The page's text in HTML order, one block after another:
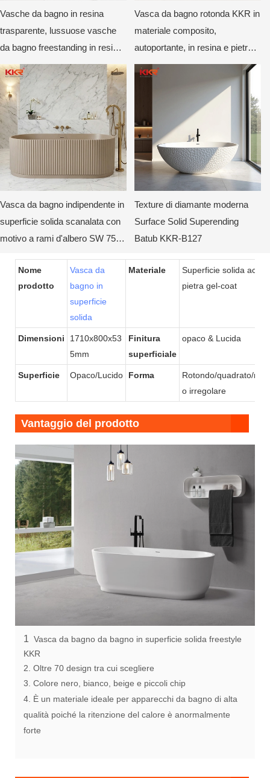
Vasche da bagno in resina
trasparente, lussuose vasche
da bagno freestanding in resina
trasparente per hotel e ville.
Vasca da bagno rotonda KKR in
materiale composito,
autoportante, in resina e pietra,
con fondo piatto, lussuosa,
moderna, profonda, circolare,
Vasca da bagno indipendente in
superficie solida scanalata con
motivo a rami d'albero SW 7525
Texture di diamante moderna
Surface Solid Superending
Batub KKR-B127
Nome
prodotto
Vasca da
bagno in
superficie
solida
Materiale
Superficie solida
pietra gel-coat
Dimensioni
1710x800x53
5mm
Finitura
superficiale
opaco & Lucida
Superficie Opaco/Lucido Forma
Rotondo/quadrato/
o irregolare
Vantaggio del prodotto
1 Vasca da bagno da bagno in superficie solida freestyle
KKR
2. Oltre 70 design tra cui scegliere
3. Colore nero, bianco, beige e piccoli chip
4. È un materiale ideale per apparecchi da bagno di alta
qualità poiché la ritenzione del calore è anormalmente
forte